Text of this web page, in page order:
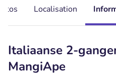
Localisation
Italiaanse 2-
MangiApe